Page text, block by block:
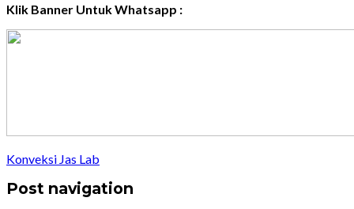
Klik Banner Untuk Whatsapp :
Konveksi Jas Lab
Post navigation